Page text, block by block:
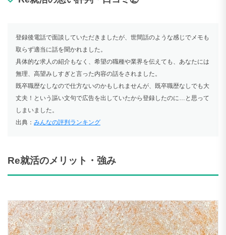
登録後電話で面談していただきましたが、世間話のような感じでメモも
取らず適当に話を聞かれました。
具体的な求人の紹介もなく、希望の職種や業界を伝えても、あなたには
無理、高望みしすぎと言った内容の話をされました。
既卒職歴なしなので仕方ないのかもしれませんが、既卒職歴なしでも大
丈夫！という謳い文句で広告を出していたから登録したのに…と思って
しまいました。
出典： みんなの評判ランキング
Re就活のメリット・強み